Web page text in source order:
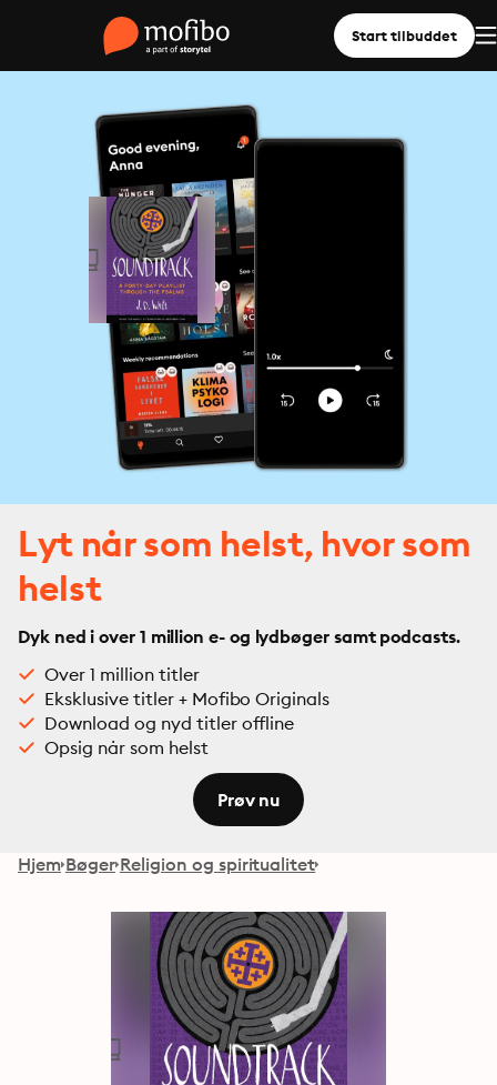
Start tilbuddet
Lyt når som helst, hvor som
helst
Dyk ned i over 1 million e- og lydbøger samt podcasts.
Over 1 million titler
Eksklusive titler + Mofibo Originals
Download og nyd titler offline
Opsig når som helst
Prøv nu
Hjem Bøger Religion og spiritualitet